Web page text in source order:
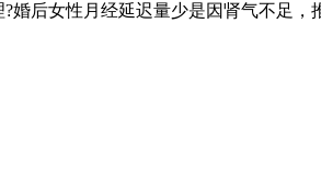
后女性月经延迟量少是因肾气不足